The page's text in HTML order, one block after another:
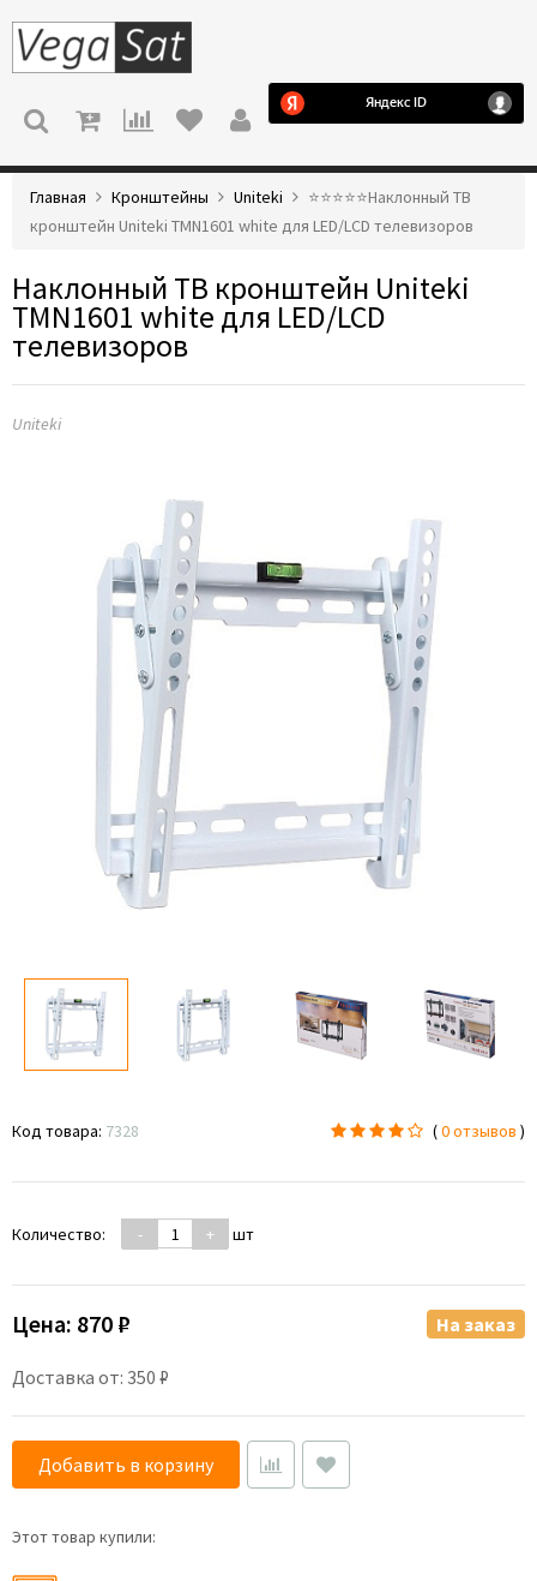
МЕНЮ
Главная Кронштейны Uniteki
⭐️⭐️⭐️⭐️⭐️Наклонный ТВ
кронштейн Uniteki TMN1601 white для LED/LCD телевизоров
Наклонный ТВ кронштейн Uniteki
TMN1601 white для LED/LCD
телевизоров
Uniteki
Код товара: 7328 (0 отзывов )
Количество: - + шт
Цена: 870 ₽
Доставка от: 350 ₽
На заказ
Добавить в корзину
Этот товар купили: